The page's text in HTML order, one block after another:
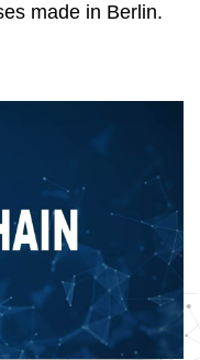
made in Berlin.